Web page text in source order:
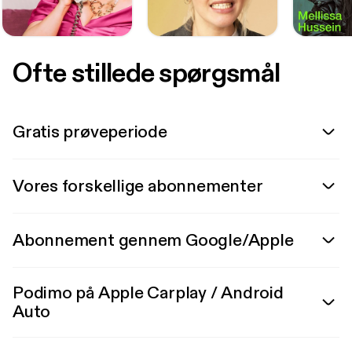
Ofte stillede spørgsmål
Gratis prøveperiode
Vores forskellige abonnementer
Abonnement gennem Google/Apple
Podimo på Apple Carplay / Android
Auto